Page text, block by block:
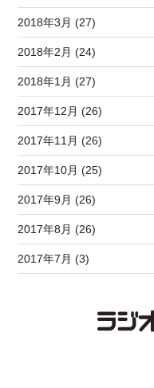
2018年3月 (27)
2018年2月 (24)
2018年1月 (27)
2017年12月 (26)
2017年11月 (26)
2017年10月 (25)
2017年9月 (26)
2017年8月 (26)
2017年7月 (3)